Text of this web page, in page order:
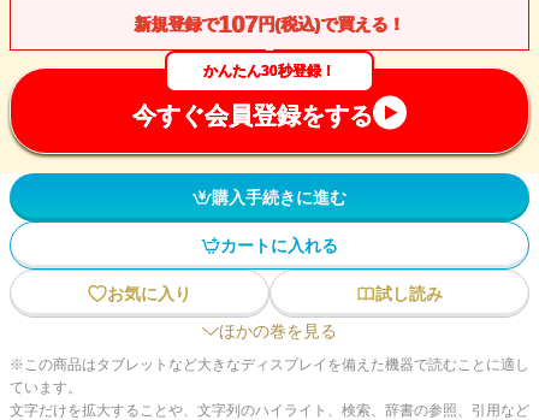
新規登録で107円(税込)で買える！
かんたん30秒登録！
今すぐ会員登録をする
購入手続きに進む
カートに入れる
お気に入り
試し読み
ほかの巻を見る
※この商品はタブレットなど大きなディスプレイを備えた機器で読むことに適し
ています。
文字だけを拡大することや、文字列のハイライト、検索、辞書の参照、引用など